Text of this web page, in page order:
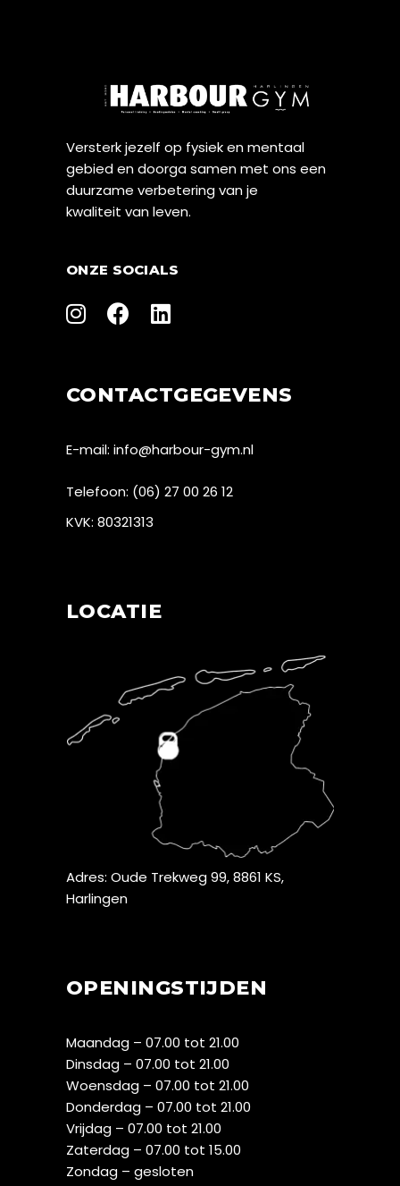
Versterk jezelf op fysiek en mentaal
gebied en doorga samen met ons een
duurzame verbetering van je
kwaliteit van leven.
ONZE SOCIALS
CONTACTGEGEVENS
E-mail: info@harbour-gym.nl
Telefoon: (06) 27 00 26 12
KVK: 80321313
LOCATIE
Adres: Oude Trekweg 99, 8861 KS,
Harlingen
OPENINGSTIJDEN
Maandag – 07.00 tot 21.00
Dinsdag – 07.00 tot 21.00
Woensdag – 07.00 tot 21.00
Donderdag – 07.00 tot 21.00
Vrijdag – 07.00 tot 21.00
Zaterdag – 07.00 tot 15.00
Zondag – gesloten